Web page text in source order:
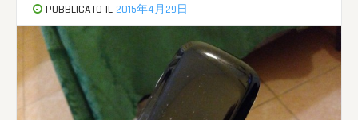
PUBBLICATO IL 2015年4月29日